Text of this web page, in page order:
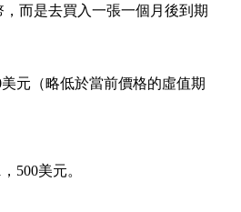
，而是去買入一張一個月後到期
美元（略低於當前價格的虛值期
500美元。